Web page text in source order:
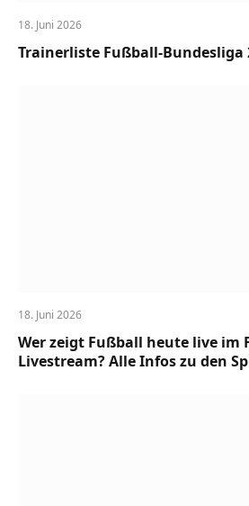
18. Juni 2026
Trainerliste Fußball-Bundesliga
18. Juni 2026
Wer zeigt Fußball heute live im
Livestream? Alle Infos zu den